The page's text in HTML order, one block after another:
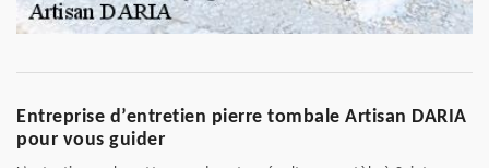
Entreprise d’entretien pierre tombale Artisan DARIA
pour vous guider